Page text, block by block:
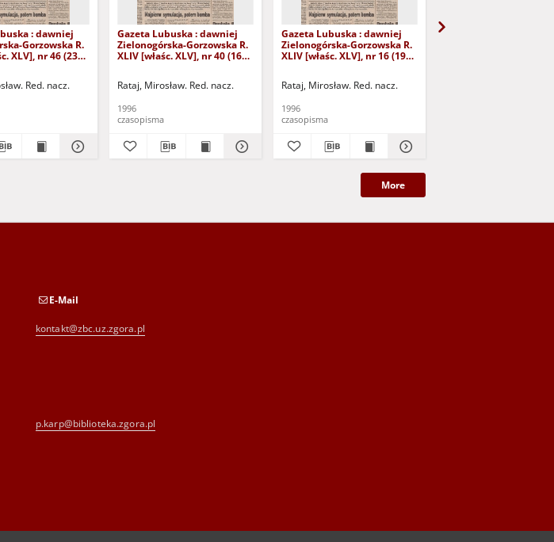
: dawniej
Gorzowska R.
XLV], nr 46 (23
Red. nacz.
Gazeta Lubuska : dawniej
Zielonogórska-Gorzowska R.
XLIV [właśc. XLV], nr 40 (16
Rataj, Mirosław. Red. nacz.
1996
czasopisma
Gazeta Lubuska : dawniej
Zielonogórska-Gorzowska R.
XLIV [właśc. XLV], nr 16 (19
Rataj, Mirosław. Red. nacz.
1996
czasopisma
More
E-Mail
kontakt@zbc.uz.zgora.pl
p.karp@biblioteka.zgora.pl